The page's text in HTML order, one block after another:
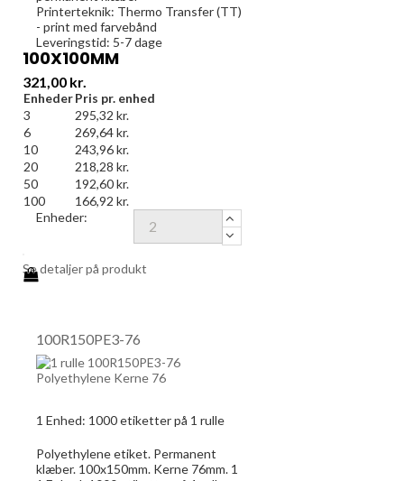
Printerteknik: Thermo Transfer (TT)
- print med farvebånd
Leveringstid: 5-7 dage
100X100MM
Pris
321,00 kr.
EnhederPris pr. enhed
3
295,32 kr.
6
269,64 kr.
10
243,96 kr.
20
218,28 kr.
50
192,60 kr.
100
166,92 kr.
Enheder:
Se detaljer på produkt
100R150PE3-76
1 Enhed: 1000etiketter på 1 rulle
Polyethylene etiket. Permanent
klæber. 100x150mm. Kerne 76mm. 1